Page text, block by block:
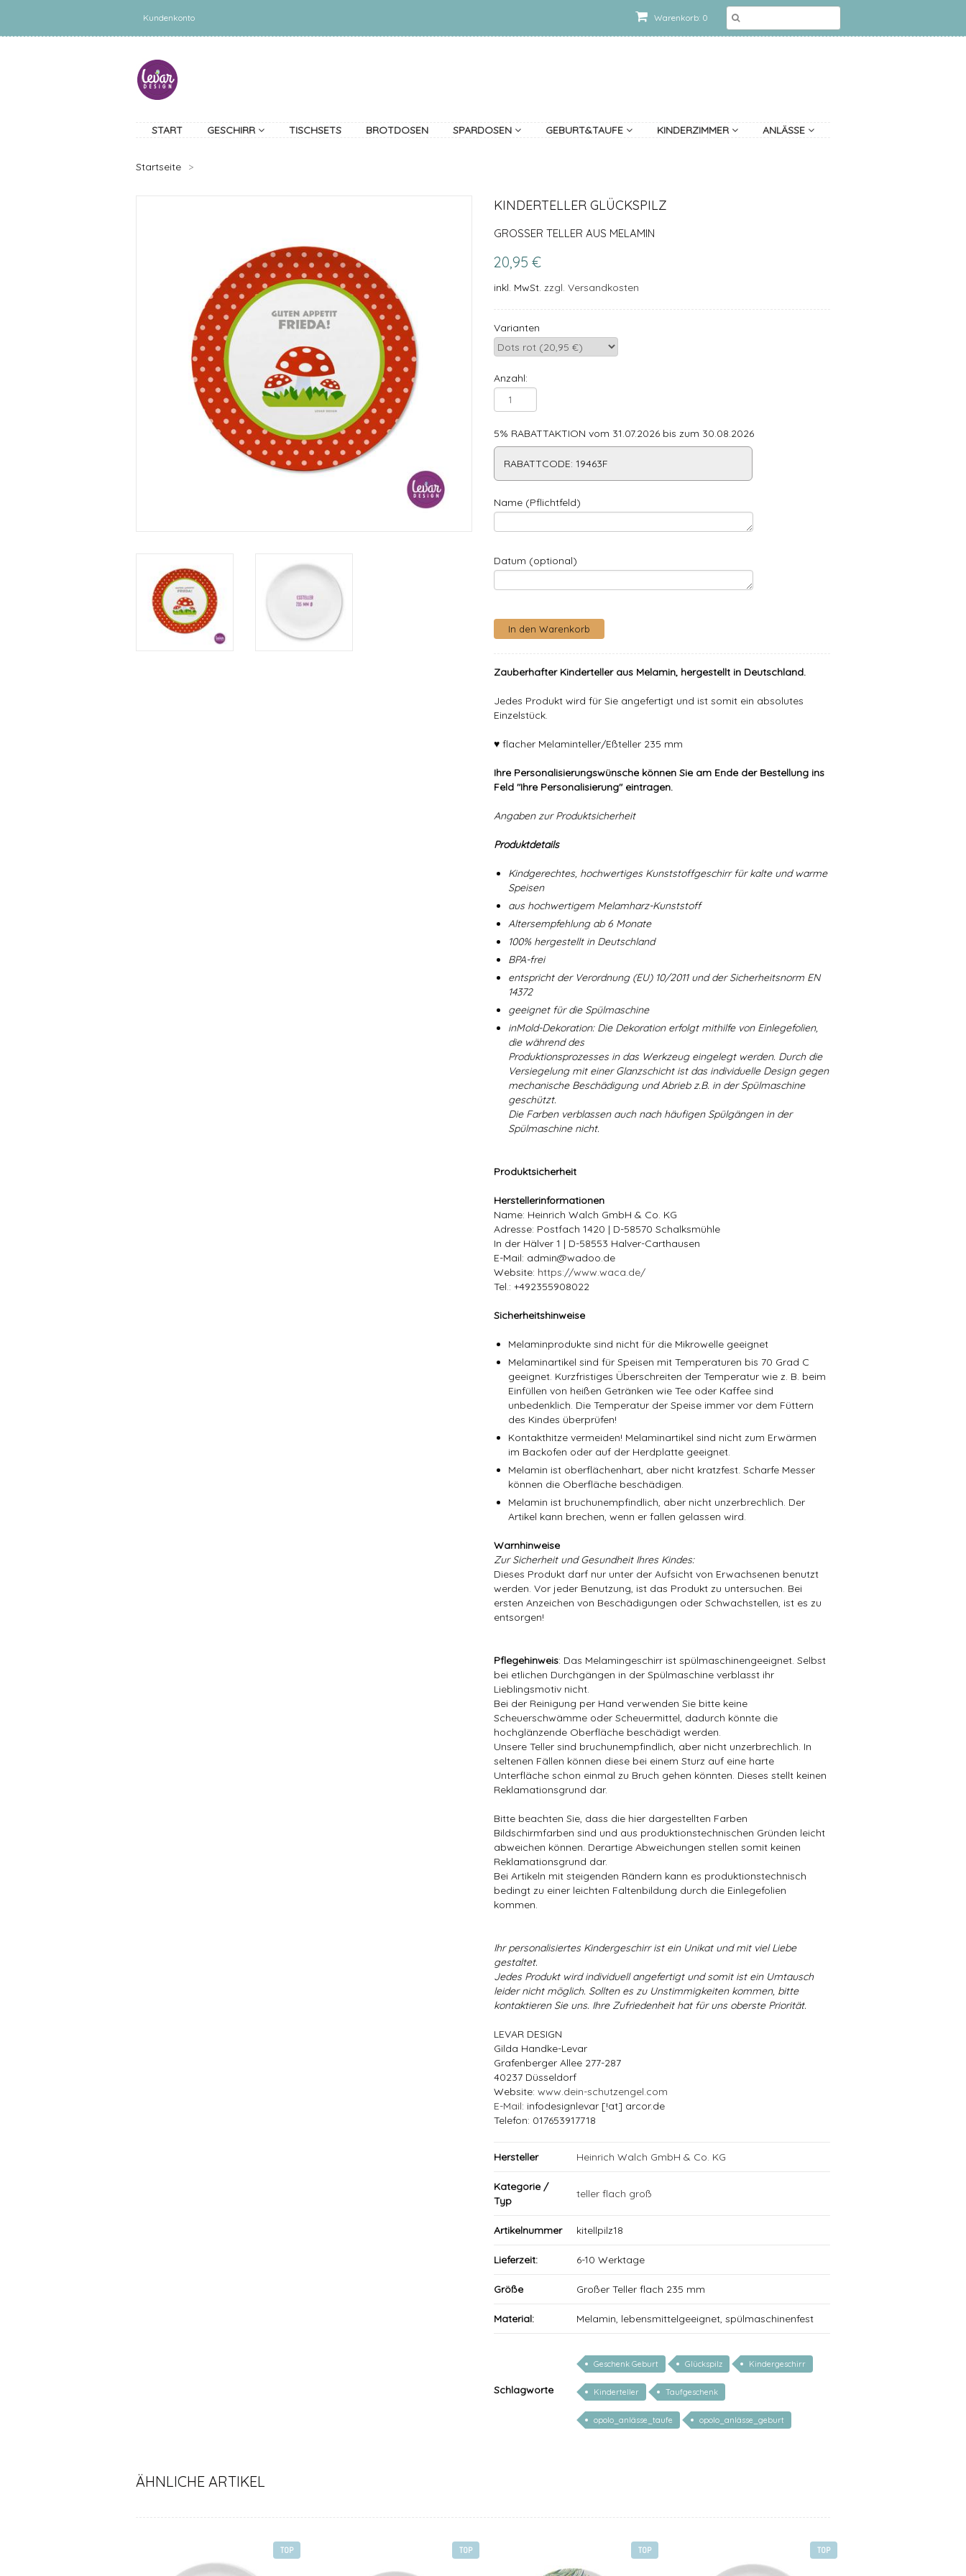
Warenkorb: 0
Kundenkonto
START GESCHIRR TISCHSETS BROTDOSEN SPARDOSEN GEBURT&TAUFE KINDERZIMMER ANLÄSSE
Startseite >
KINDERTELLER GLÜCKSPILZ
GROSSER TELLER AUS MELAMIN
20,95 €
inkl. MwSt. zzgl. Versandkosten
Varianten
Anzahl:
5% RABATTAKTION vom 31.07.2026 bis zum 30.08.2026
RABATTCODE: 19463F
Name (Pflichtfeld)
Datum (optional)
Zauberhafter Kinderteller aus Melamin, hergestellt in Deutschland.
Jedes Produkt wird für Sie angefertigt und ist somit ein absolutes
Einzelstück.
♥ flacher Melaminteller/Eßteller 235 mm
Ihre Personalisierungswünsche können Sie am Ende der Bestellung ins
Feld "Ihre Personalisierung" eintragen.
Angaben zur Produktsicherheit
Produktdetails
Kindgerechtes, hochwertiges Kunststoffgeschirr für kalte und warme
Speisen
aus hochwertigem Melamharz-Kunststoff
Altersempfehlung ab 6 Monate
100% hergestellt in Deutschland
BPA-frei
entspricht der Verordnung (EU) 10/2011 und der Sicherheitsnorm EN
14372
geeignet für die Spülmaschine
inMold-Dekoration: Die Dekoration erfolgt mithilfe von Einlegefolien,
die während des
Produktionsprozesses in das Werkzeug eingelegt werden. Durch die
Versiegelung mit einer Glanzschicht ist das individuelle Design gegen
mechanische Beschädigung und Abrieb z.B. in der Spülmaschine
geschützt.
Die Farben verblassen auch nach häufigen Spülgängen in der
Spülmaschine nicht.
Produktsicherheit
Herstellerinformationen
Name: Heinrich Walch GmbH & Co. KG
Adresse: Postfach 1420 | D-58570 Schalksmühle
In der Hälver 1 | D-58553 Halver-Carthausen
E-Mail: admin@wadoo.de
Website: https://www.waca.de/
Tel.: +492355908022
Sicherheitshinweise
Melaminprodukte sind nicht für die Mikrowelle geeignet
Melaminartikel sind für Speisen mit Temperaturen bis 70 Grad C
geeignet. Kurzfristiges Überschreiten der Temperatur wie z. B. beim
Einfüllen von heißen Getränken wie Tee oder Kaffee sind
unbedenklich. Die Temperatur der Speise immer vor dem Füttern
des Kindes überprüfen!
Kontakthitze vermeiden! Melaminartikel sind nicht zum Erwärmen
im Backofen oder auf der Herdplatte geeignet.
Melamin ist oberflächenhart, aber nicht kratzfest. Scharfe Messer
können die Oberfläche beschädigen.
Melamin ist bruchunempfindlich, aber nicht unzerbrechlich. Der
Artikel kann brechen, wenn er fallen gelassen wird.
Warnhinweise
Zur Sicherheit und Gesundheit Ihres Kindes:
Dieses Produkt darf nur unter der Aufsicht von Erwachsenen benutzt
werden. Vor jeder Benutzung, ist das Produkt zu untersuchen. Bei
ersten Anzeichen von Beschädigungen oder Schwachstellen, ist es zu
entsorgen!
Pflegehinweis: Das Melamingeschirr ist spülmaschinengeeignet. Selbst
bei etlichen Durchgängen in der Spülmaschine verblasst ihr
Lieblingsmotiv nicht.
Bei der Reinigung per Hand verwenden Sie bitte keine
Scheuerschwämme oder Scheuermittel, dadurch könnte die
hochglänzende Oberfläche beschädigt werden.
Unsere Teller sind bruchunempfindlich, aber nicht unzerbrechlich. In
seltenen Fällen können diese bei einem Sturz auf eine harte
Unterfläche schon einmal zu Bruch gehen könnten. Dieses stellt keinen
Reklamationsgrund dar.
Bitte beachten Sie, dass die hier dargestellten Farben
Bildschirmfarben sind und aus produktionstechnischen Gründen leicht
abweichen können. Derartige Abweichungen stellen somit keinen
Reklamationsgrund dar.
Bei Artikeln mit steigenden Rändern kann es produktionstechnisch
bedingt zu einer leichten Faltenbildung durch die Einlegefolien
kommen.
Ihr personalisiertes Kindergeschirr ist ein Unikat und mit viel Liebe
gestaltet.
Jedes Produkt wird individuell angefertigt und somit ist ein Umtausch
leider nicht möglich. Sollten es zu Unstimmigkeiten kommen, bitte
kontaktieren Sie uns. Ihre Zufriedenheit hat für uns oberste Priorität.
LEVAR DESIGN
Gilda Handke-Levar
Grafenberger Allee 277-287
40237 Düsseldorf
Website: www.dein-schutzengel.com
E-Mail: infodesignlevar [!at] arcor.de
Telefon: 017653917718
Hersteller Heinrich Walch GmbH & Co. KG
Kategorie /
Typ
teller flach groß
Artikelnummer kitellpilz18
Lieferzeit: 6-10 Werktage
Größe Großer Teller flach 235 mm
Material: Melamin, lebensmittelgeeignet, spülmaschinenfest
Schlagworte
Geschenk Geburt Glückspilz Kindergeschirr
Kinderteller Taufgeschenk
opolo_anlässe_taufe opolo_anlässe_geburt
ÄHNLICHE ARTIKEL
TOP TOP TOP TOP